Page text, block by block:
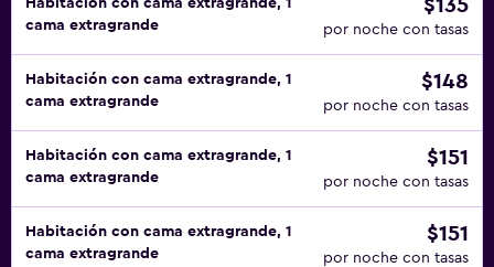
Habitación con cama extragrande, 1
cama extragrande
$135
por noche con tasas
Habitación con cama extragrande, 1
cama extragrande
$148
por noche con tasas
Habitación con cama extragrande, 1
cama extragrande
$151
por noche con tasas
Habitación con cama extragrande, 1
cama extragrande
$151
por noche con tasas